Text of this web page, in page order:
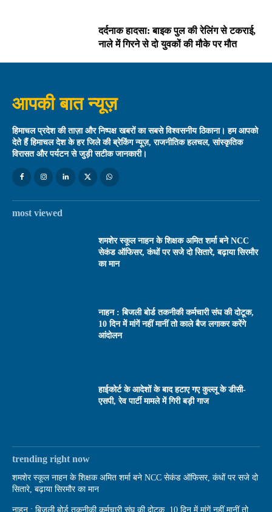
दर्दनाक हादसा: बाइक पुल की रेलिंग से टकराई,
नाले में गिरने से दो युवकों की मौके पर मौत
आपकी बात न्यूज़
हिमाचल प्रदेश की ताज़ा और निष्पक्ष खबरों का सबसे विश्वसनीय ठिकाना। हम आपको
देते हैं हिमाचल देश के हर जिले की ब्रेकिंग न्यूज़, राजनीतिक हलचल, सांस्कृतिक
विरासत और पर्यटन से जुड़ी सटीक जानकारी।
most viewed
शमशेर स्कूल नाहन के शिक्षक अमित शर्मा बने NCC
सेकंड ऑफिसर, कंधों पर सजे दो सितारे, बढ़ाया सिरमौर
का मान
नाहन : बिजली बोर्ड तकनीकी कर्मचारी संघ की दोटूक,
10 दिन में मांगें नहीं मानीं तो काले बैज लगाकर करेंगे
आंदोलन
हाईकोर्ट के आदेशों के बाद हटाए गए कुल्लू के डीसी-
एसपी, रेव पार्टी मामले में गिरी बड़ी गाज
trending right now
शमशेर स्कूल नाहन के शिक्षक अमित शर्मा बने NCC सेकंड ऑफिसर, कंधों पर सजे दो
सितारे, बढ़ाया सिरमौर का मान
नाहन : बिजली बोर्ड तकनीकी कर्मचारी संघ की दोटूक, 10 दिन में मांगें नहीं मानीं तो